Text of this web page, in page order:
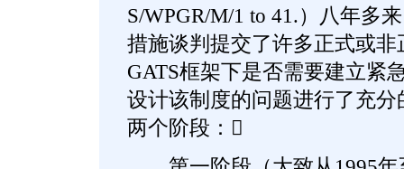
S/WPGR/M/1 to 41.）八年多
措施谈判提交了许多正式或
GATS框架下是否需要建立紧
设计该制度的问题进行了充
两个阶段：